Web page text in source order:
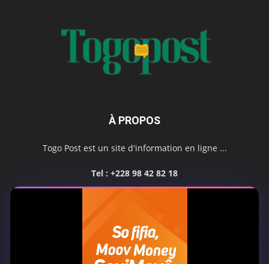
À PROPOS
Togo Post est un site d'information en ligne ...
Tel : +228 98 42 82 18
SUIVEZ NOUS